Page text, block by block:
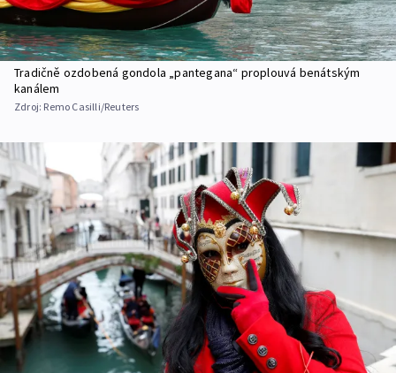
Tradičně ozdobená gondola „pantegana“ proplouvá benátským
kanálem
Zdroj: Remo Casilli/Reuters